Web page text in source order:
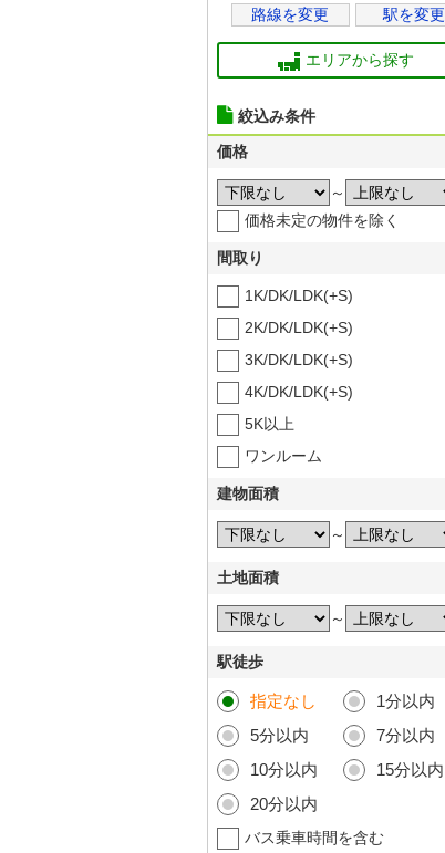
路線を変更
駅を変更
エリアから探す
絞込み条件
価格
～
価格未定の物件を除く
間取り
1K/DK/LDK(+S)
2K/DK/LDK(+S)
3K/DK/LDK(+S)
4K/DK/LDK(+S)
5K以上
ワンルーム
建物面積
～
土地面積
～
駅徒歩
指定なし
1分以内
5分以内
7分以内
10分以内
15分以内
20分以内
バス乗車時間を含む